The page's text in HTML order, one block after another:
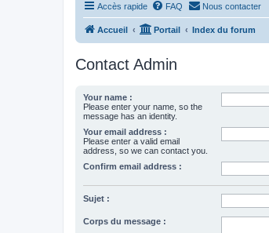
Accès rapide FAQ Nous contacter
Accueil Portail Index du forum
Contact Admin
Your name :
Please enter your name, so the
message has an identity.
Your email address :
Please enter a valid email
address, so we can contact you.
Confirm email address :
Sujet :
Corps du message :